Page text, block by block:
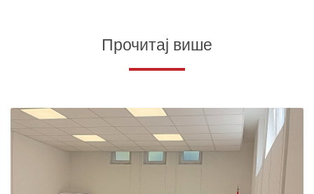
Прочитај више